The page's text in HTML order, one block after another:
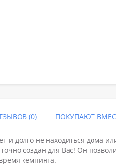
(0) ПОКУПАЮТ
и долго не находиться дома
точно создан для Вас! Он
кемпинга.